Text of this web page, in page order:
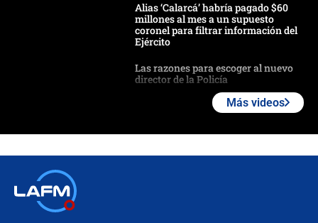
Alias ‘Calarcá’ habría pagado $60
millones al mes a un supuesto
coronel para filtrar información del
Ejército
Las razones para escoger al nuevo
director de la Policía
futuro les espera a las cabalgatas en
Más videos